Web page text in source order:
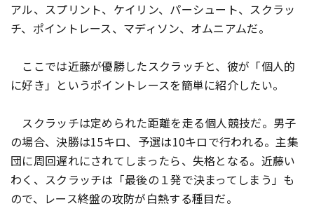
アル、スプリント、ケイリン、パーシュート、スクラッ
チ、ポイントレース、マディソン、オムニアムだ。
ここでは近藤が優勝したスクラッチと、彼が「個人的
に好き」というポイントレースを簡単に紹介したい。
スクラッチは定められた距離を走る個人競技だ。男子
の場合、決勝は15キロ、予選は10キロで行われる。主集
団に周回遅れにされてしまったら、失格となる。近藤い
わく、スクラッチは「最後の１発で決まってしまう」も
ので、レース終盤の攻防が白熱する種目だ。